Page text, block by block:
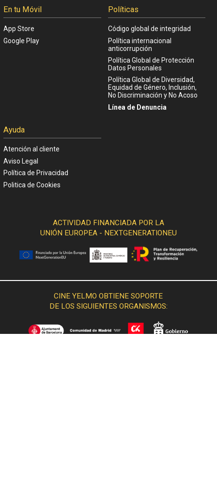
En tu Móvil
App Store
Google Play
Políticas
Código global de integridad
Política internacional
anticorrupción
Política Global de Protección
Datos Personales
Política Global de Diversidad,
Equidad de Género, Inclusión,
No Discriminación y No Acoso
Línea de Denuncia
Ayuda
Atención al cliente
Aviso Legal
Política de Privacidad
Politica de Cookies
ACTIVIDAD FINANCIADA POR LA
UNIÓN EUROPEA - NEXTGENERATIONEU
CINE YELMO OBTIENE SOPORTE
DE LOS SIGUIENTES ORGANISMOS: